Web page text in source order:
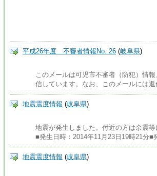
平成26年度 不審者情報No. 26 (岐阜県)
このメールは可児市不審者（防犯）情
信しています。なお、このメールには
地震震度情報 (岐阜県)
地震が発生しました。付近の方は余震
■発生日時：2014年11月23日19時21分■
地震震度情報 (岐阜県)